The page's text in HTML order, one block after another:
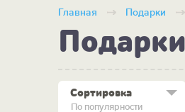
Главная Подарки
По популярности
Сортировка